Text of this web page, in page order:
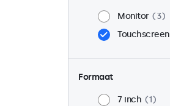
Monitor
3
Touchscreen
Formaat
7 inch
1